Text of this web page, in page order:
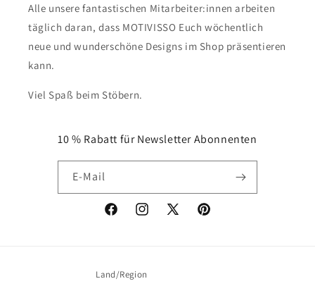
Alle unsere fantastischen Mitarbeiter:innen arbeiten
täglich daran, dass MOTIVISSO Euch wöchentlich
neue und wunderschöne Designs im Shop präsentieren
kann.
Viel Spaß beim Stöbern.
10 % Rabatt für Newsletter Abonnenten
E-Mail
FacebookInstagram
X
Pinterest
Land/Region